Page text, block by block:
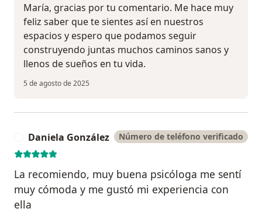
María, gracias por tu comentario. Me hace muy
feliz saber que te sientes así en nuestros
espacios y espero que podamos seguir
construyendo juntas muchos caminos sanos y
llenos de sueños en tu vida.
5 de agosto de 2025
Daniela González Número de teléfono verificado
La recomiendo, muy buena psicóloga me sentí
muy cómoda y me gustó mi experiencia con
ella